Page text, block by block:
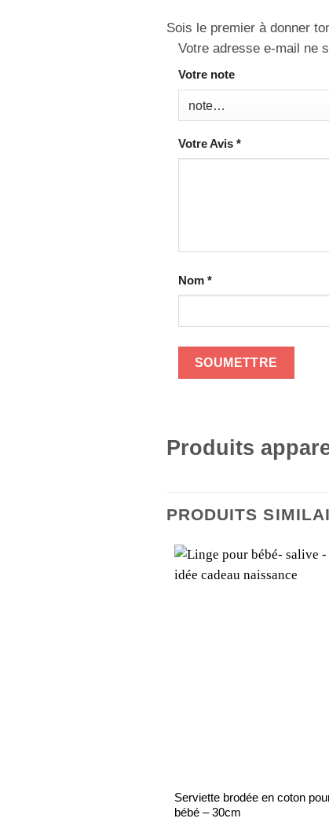
Sois le premier à donner
Votre adresse e-mail ne
Votre note
Votre Avis *
Nom *
Produits
PRODUITS
Serviette brodée en coton
bébé – 30cm
Ce
produit